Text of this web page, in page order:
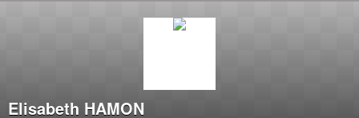
Elisabeth HAMON